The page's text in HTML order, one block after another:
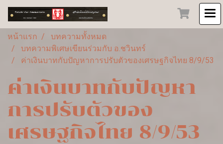
หน้าแรก
บทความทั้งหมด
บทความพิเศษเขียนร่วมกับ อ.ชวินทร์
ค่าเงินบาทกับปัญหาการปรับตัวของเศรษฐกิจไทย 8/9/53
ค่าเงินบาทกับปัญหา
การปรับตัวของ
เศรษฐกิจไทย 8/9/53